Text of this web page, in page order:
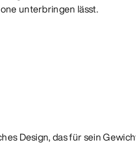
unterbringen lässt.
Design, das für sein